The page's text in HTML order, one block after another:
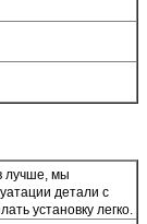
лучше, мы
детали с
установку легко.